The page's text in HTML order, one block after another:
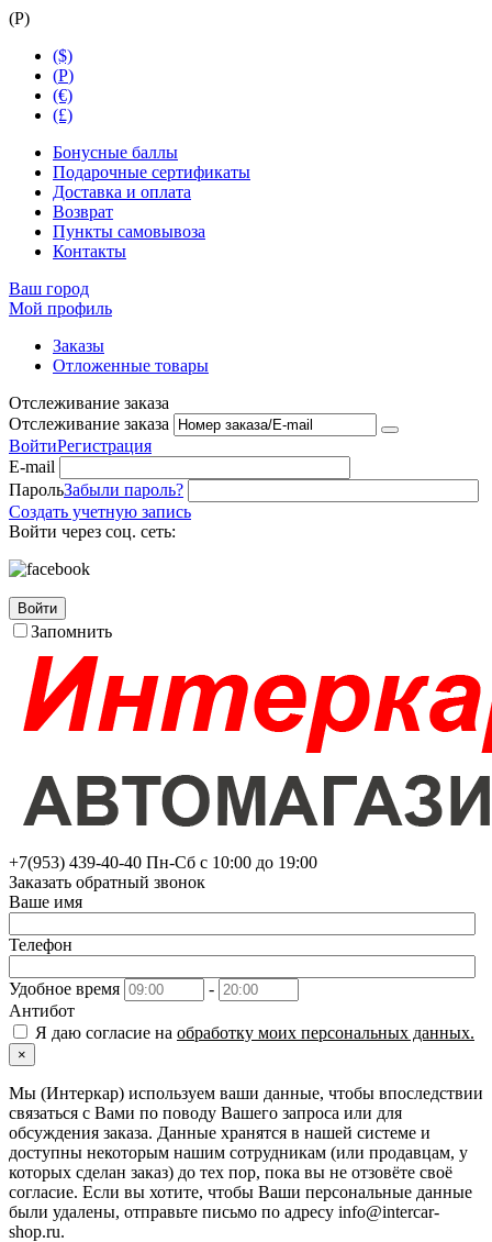
(Р)
($)
(Р)
(€)
(£)
Бонусные баллы
Подарочные сертификаты
Доставка и оплата
Возврат
Пункты самовывоза
Контакты
Ваш город
Мой профиль
Заказы
Отложенные товары
Отслеживание заказа
Отслеживание заказа
ВойтиРегистрация
E-mail
ПарольЗабыли пароль?
Создать учетную запись
Войти через соц. сеть:
Войти
Запомнить
+7(953) 439-40-40 Пн-Сб с 10:00 до 19:00
Заказать обратный звонок
Ваше имя
Телефон
Удобное время
-
Антибот
Я даю согласие на обработку моих персональных данных.
×
Мы (Интеркар) используем ваши данные, чтобы впоследствии
связаться с Вами по поводу Вашего запроса или для
обсуждения заказа. Данные хранятся в нашей системе и
доступны некоторым нашим сотрудникам (или продавцам, у
которых сделан заказ) до тех пор, пока вы не отзовёте своё
согласие. Если вы хотите, чтобы Ваши персональные данные
были удалены, отправьте письмо по адресу info@intercar-
shop.ru.